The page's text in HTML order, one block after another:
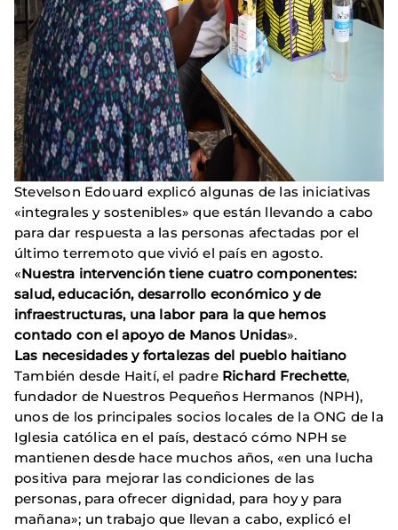
Stevelson Edouard explicó algunas de las iniciativas
«integrales y sostenibles» que están llevando a cabo
para dar respuesta a las personas afectadas por el
último terremoto que vivió el país en agosto.
«Nuestra intervención tiene cuatro componentes:
salud, educación, desarrollo económico y de
infraestructuras, una labor para la que hemos
contado con el apoyo de Manos Unidas».
Las necesidades y fortalezas del pueblo haitiano
También desde Haití, el padre Richard Frechette,
fundador de Nuestros Pequeños Hermanos (NPH),
unos de los principales socios locales de la ONG de la
Iglesia católica en el país, destacó cómo NPH se
mantienen desde hace muchos años, «en una lucha
positiva para mejorar las condiciones de las
personas, para ofrecer dignidad, para hoy y para
mañana»; un trabajo que llevan a cabo, explicó el